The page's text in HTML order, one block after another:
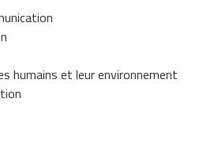
humains et leur environnement